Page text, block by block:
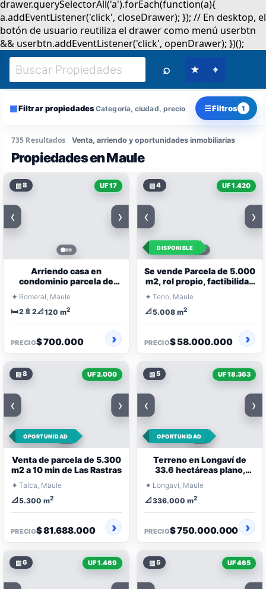
⌕ ★ ⌖
▦Filtrar propiedadesCategoría, ciudad, precio ☰Filtros 1
735 Resultados
Propiedades en Maule
Venta, arriendo y oportunidades inmobiliarias
▧8 UF 17
‹ ›
Arriendo casa en
condominio parcela de
Romeral
⌖ Romeral, Maule
🛏️2 🚿 2📐120 m2
PRECIO$ 700.000
▧4 UF 1.420
DISPONIBLE
‹ ›
Se vende Parcela de 5.000
m2, rol propio, factibilidad
⌖ Teno, Maule
📐5.008 m2
PRECIO$ 58.000.000
▧8 UF 2.000
OPORTUNIDAD
‹ ›
Venta de parcela de 5.300
m2 a 10 min de Las Rastras
⌖ Talca, Maule
📐5.300 m2
PRECIO$ 81.688.000
▧5 UF 18.363
OPORTUNIDAD
‹ ›
Terreno en Longaví de
33.6 hectáreas plano,
agua potable.
⌖ Longaví, Maule
📐336.000 m2
PRECIO$ 750.000.000
▧6 UF 1.469 ▧5 UF 465